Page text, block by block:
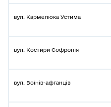
вул. Кармелюка Устима
вул. Костири Софронія
вул. Воїнів-афганців